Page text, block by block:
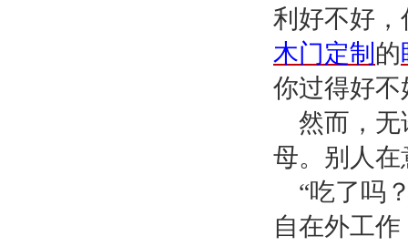
利好不好
木门定制 的
你过得好不
然而，无
母。别人
“吃了吗
自在外工